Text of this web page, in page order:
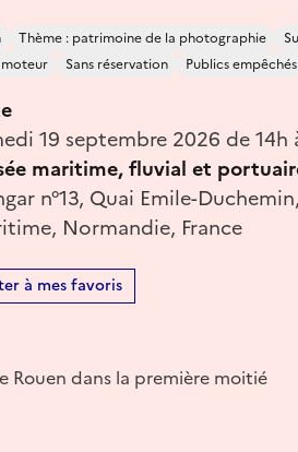
Thème : patrimoine de la photographie
Sans réservation Publics empêchés
19 septembre 2026 de 14h
maritime, fluvial et
n°13, Quai Emile-
Normandie, France
à mes favoris
dans la première moitié